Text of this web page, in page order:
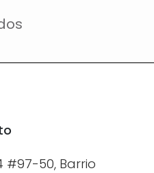
#97-50, Barrio